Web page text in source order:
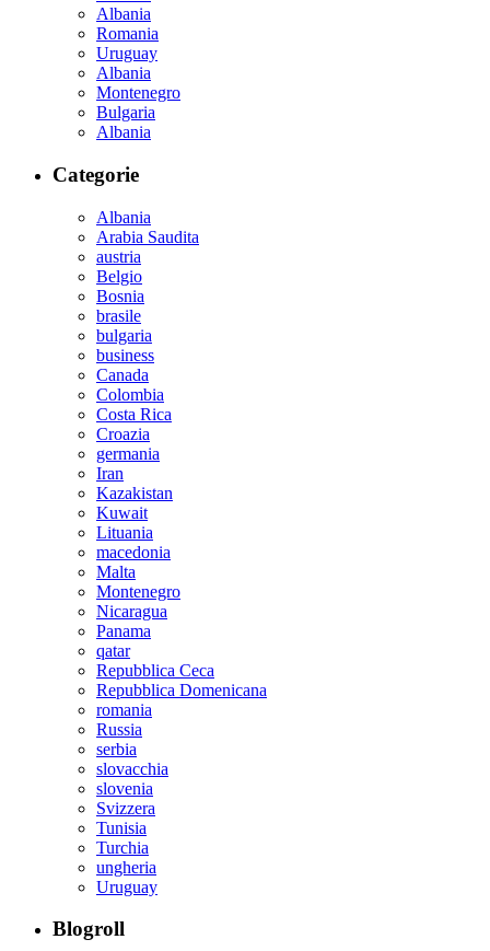
Albania
Romania
Uruguay
Albania
Montenegro
Bulgaria
Albania
Categorie
Albania
Arabia Saudita
austria
Belgio
Bosnia
brasile
bulgaria
business
Canada
Colombia
Costa Rica
Croazia
germania
Iran
Kazakistan
Kuwait
Lituania
macedonia
Malta
Montenegro
Nicaragua
Panama
qatar
Repubblica Ceca
Repubblica Domenicana
romania
Russia
serbia
slovacchia
slovenia
Svizzera
Tunisia
Turchia
ungheria
Uruguay
Blogroll